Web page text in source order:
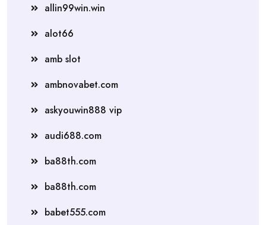
allin99win.win
alot66
amb slot
ambnovabet.com
askyouwin888 vip
audi688.com
ba88th.com
ba88th.com
babet555.com